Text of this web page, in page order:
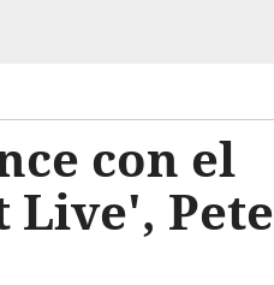
con el
Pete